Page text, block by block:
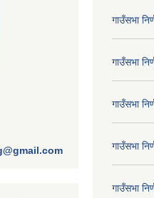
गाउँसभा
गाउँसभा
गाउँसभा
गाउँसभा
गाउँसभा